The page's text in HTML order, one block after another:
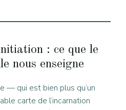
: ce que le
nous enseigne
— qui est bien plus qu’un
carte de l’incarnation